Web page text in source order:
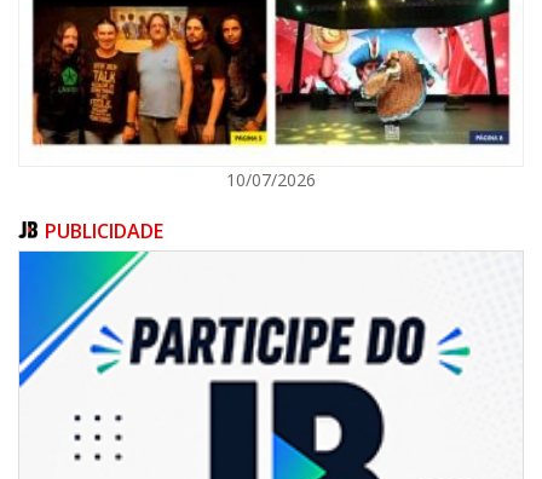
ITAPEMA
10/07/2026
PUBLICIDADE